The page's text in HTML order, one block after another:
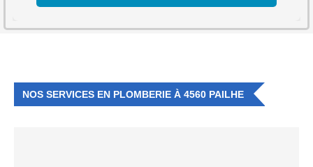
NOS SERVICES EN PLOMBERIE À 4560 PAILHE